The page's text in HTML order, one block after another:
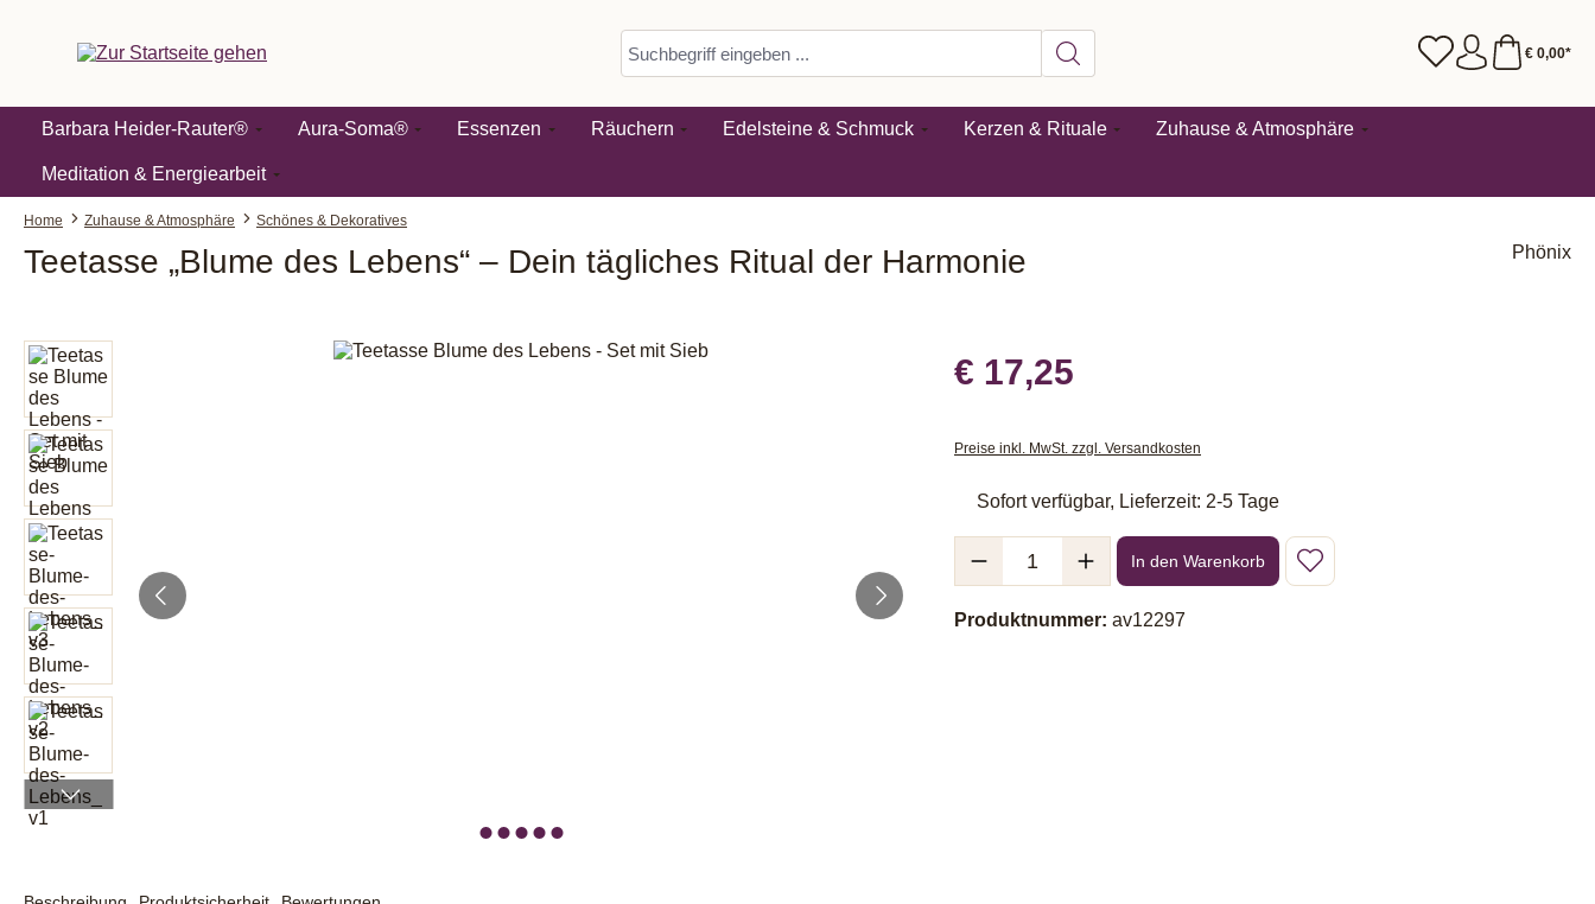
€ 0,00*
Barbara Heider-Rauter® Aura-Soma® Essenzen Räuchern Edelsteine & Schmuck Kerzen & Rituale Zuhause & Atmosphäre
Meditation & Energiearbeit
Home Zuhause & Atmosphäre Schönes & Dekoratives
Teetasse „Blume des Lebens“ – Dein tägliches Ritual der Harmonie Phönix
Bildergalerie überspringen
€ 17,25
Preise inkl. MwSt. zzgl. Versandkosten
Sofort verfügbar, Lieferzeit: 2-5 Tage
Produkt Anzahl: Gib den gewünschten Wert ein oder benutze die Schaltflächen
In den Warenkorb
Produktnummer: av12297